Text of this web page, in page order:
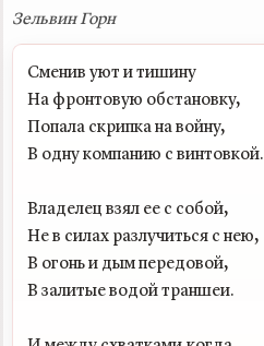
Зельвин Горн
Сменив уют и тишину
На фронтовую обстановку,
Попала скрипка на войну,
В одну компанию с винтовкой.
Владелец взял ее с собой,
Не в силах разлучиться с нею,
В огонь и дым передовой,
В залитые водой траншеи.